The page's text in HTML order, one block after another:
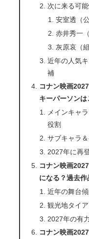
次に来る可
安室透（公
赤井秀一（
灰原哀（
近年の人気
補
コナン映画
キーパーソン
メインキャ
役割
サブキャラ
2027年に再
コナン映画
になる？過去
近年の舞台
観光地タイ
2027年の有
コナン映画